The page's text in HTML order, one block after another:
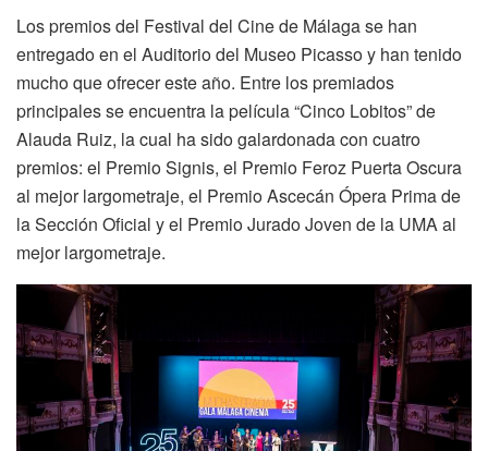
Los premios del Festival del Cine de Málaga se han
entregado en el Auditorio del Museo Picasso y han tenido
mucho que ofrecer este año. Entre los premiados
principales se encuentra la película “Cinco Lobitos” de
Alauda Ruiz, la cual ha sido galardonada con cuatro
premios: el Premio Signis, el Premio Feroz Puerta Oscura
al mejor largometraje, el Premio Ascecán Ópera Prima de
la Sección Oficial y el Premio Jurado Joven de la UMA al
mejor largometraje.